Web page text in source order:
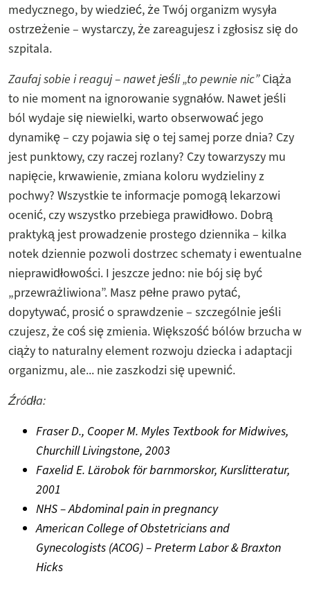
medycznego, by wiedzieć, że Twój organizm wysyła
ostrzeżenie – wystarczy, że zareagujesz i zgłosisz się do
szpitala.
Zaufaj sobie i reaguj – nawet jeśli „to pewnie nic”Ciąża
to nie moment na ignorowanie sygnałów. Nawet jeśli
ból wydaje się niewielki, warto obserwować jego
dynamikę – czy pojawia się o tej samej porze dnia? Czy
jest punktowy, czy raczej rozlany? Czy towarzyszy mu
napięcie, krwawienie, zmiana koloru wydzieliny z
pochwy? Wszystkie te informacje pomogą lekarzowi
ocenić, czy wszystko przebiega prawidłowo. Dobrą
praktyką jest prowadzenie prostego dziennika – kilka
notek dziennie pozwoli dostrzec schematy i ewentualne
nieprawidłowości. I jeszcze jedno: nie bój się być
„przewrażliwiona”. Masz pełne prawo pytać,
dopytywać, prosić o sprawdzenie – szczególnie jeśli
czujesz, że coś się zmienia. Większość bólów brzucha w
ciąży to naturalny element rozwoju dziecka i adaptacji
organizmu, ale... nie zaszkodzi się upewnić.
Źródła:
Fraser D., Cooper M. Myles Textbook for Midwives,
Churchill Livingstone, 2003
Faxelid E. Lärobok för barnmorskor, Kurslitteratur,
2001
NHS – Abdominal pain in pregnancy
American College of Obstetricians and
Gynecologists (ACOG) – Preterm Labor & Braxton
Hicks